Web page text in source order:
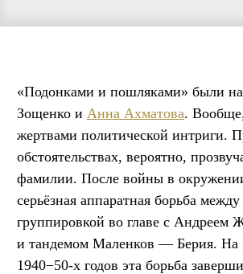
«Подонками и пошляками» были
Зощенко и Анна Ахматова.
жертвами политической интриги.
обстоятельствах, вероятно,
фамилии. После войны в
серьёзная аппаратная борьба
группировкой во главе с Андреем
и тандемом Маленков — Берия. На
1940−50-х годов эта борьба